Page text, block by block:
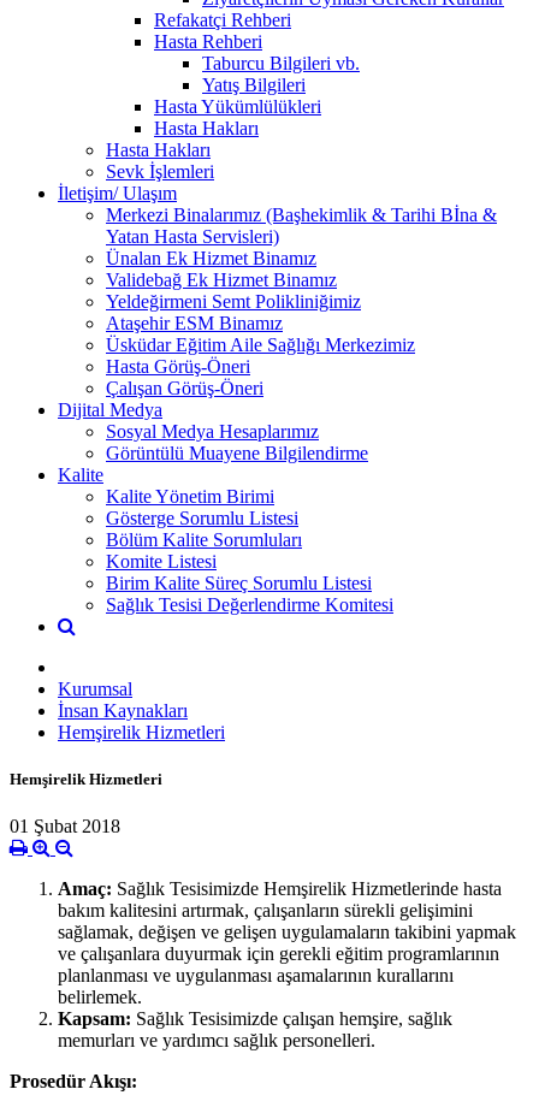
Refakatçi Rehberi
Hasta Rehberi
Taburcu Bilgileri vb.
Yatış Bilgileri
Hasta Yükümlülükleri
Hasta Hakları
Hasta Hakları
Sevk İşlemleri
İletişim/ Ulaşım
Merkezi Binalarımız (Başhekimlik & Tarihi Bİna &
Yatan Hasta Servisleri)
Ünalan Ek Hizmet Binamız
Validebağ Ek Hizmet Binamız
Yeldeğirmeni Semt Polikliniğimiz
Ataşehir ESM Binamız
Üsküdar Eğitim Aile Sağlığı Merkezimiz
Hasta Görüş-Öneri
Çalışan Görüş-Öneri
Dijital Medya
Sosyal Medya Hesaplarımız
Görüntülü Muayene Bilgilendirme
Kalite
Kalite Yönetim Birimi
Gösterge Sorumlu Listesi
Bölüm Kalite Sorumluları
Komite Listesi
Birim Kalite Süreç Sorumlu Listesi
Sağlık Tesisi Değerlendirme Komitesi
Kurumsal
İnsan Kaynakları
Hemşirelik Hizmetleri
Hemşirelik Hizmetleri
01 Şubat 2018
Amaç: Sağlık Tesisimizde Hemşirelik Hizmetlerinde hasta
bakım kalitesini artırmak, çalışanların sürekli gelişimini
sağlamak, değişen ve gelişen uygulamaların takibini yapmak
ve çalışanlara duyurmak için gerekli eğitim programlarının
planlanması ve uygulanması aşamalarının kurallarını
belirlemek.
Kapsam: Sağlık Tesisimizde çalışan hemşire, sağlık
memurları ve yardımcı sağlık personelleri.
Prosedür Akışı: